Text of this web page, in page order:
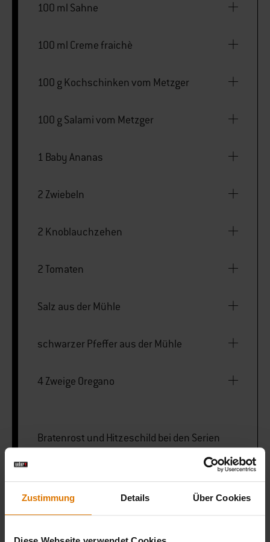
Zustimmung Details Über Cookies
100 ml Sahne
100 ml Creme fraichè
100 g Kochschinken vom Metzger
100 g Salami vom Metzger
1 Baby Ananas
2 Zwiebeln
2 Knoblauchzehen
2 Tomaten
Salz aus der Mühle
schwarzer Pfeffer aus der Mühle
4 Zweige Oregano
Bratenrost und Hitzeschild bei den Serien
LISTE DRUCKEN